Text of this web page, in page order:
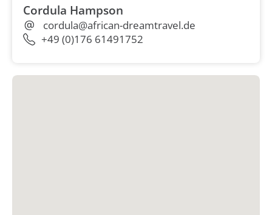
Cordula Hampson
cordula@african-dreamtravel.de
+49 (0)176 61491752